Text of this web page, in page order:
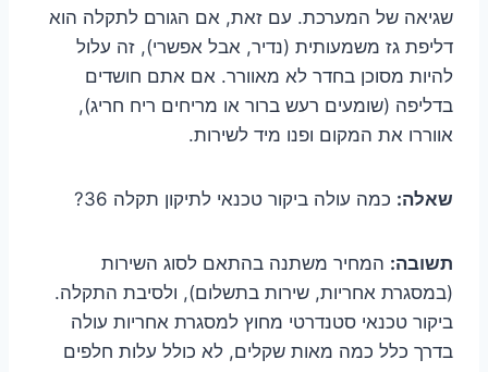
שגיאה של המערכת. עם זאת, אם הגורם לתקלה הוא
דליפת גז משמעותית (נדיר, אבל אפשרי), זה עלול
להיות מסוכן בחדר לא מאוורר. אם אתם חושדים
בדליפה (שומעים רעש ברור או מריחים ריח חריג),
אווררו את המקום ופנו מיד לשירות.
שאלה: כמה עולה ביקור טכנאי לתיקון תקלה 36?
תשובה: המחיר משתנה בהתאם לסוג השירות
(במסגרת אחריות, שירות בתשלום), ולסיבת התקלה.
ביקור טכנאי סטנדרטי מחוץ למסגרת אחריות עולה
בדרך כלל כמה מאות שקלים, לא כולל עלות חלפים